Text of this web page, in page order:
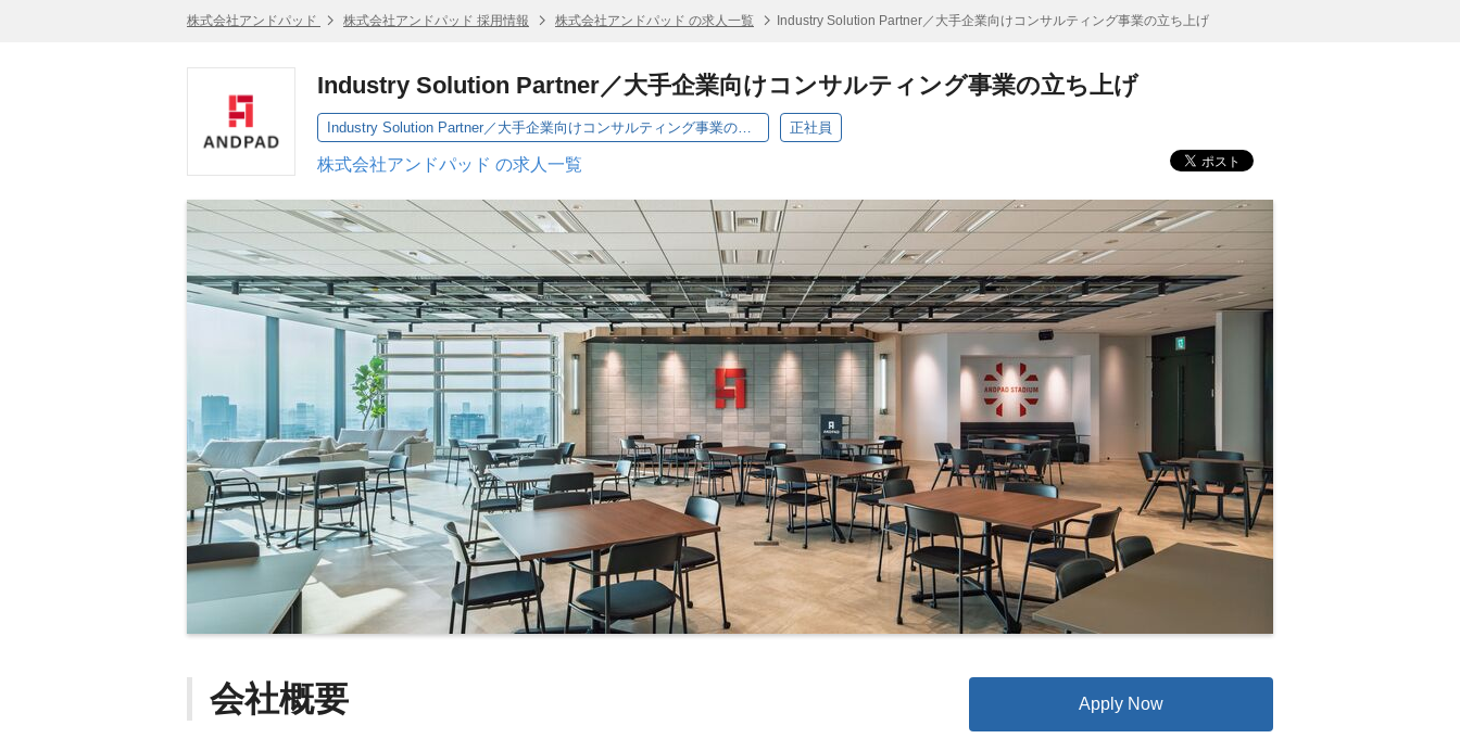
株式会社アンドパッド 株式会社アンドパッド 採用情報 株式会社アンドパッド の求人一覧 Industry Solution Partner／大手企業向けコンサルティング事業の立ち上げ
Industry Solution Partner／大手企業向けコンサルティング事業の立ち上げ
Industry Solution Partner／大手企業向けコンサルティング事業の立ち上げ 正社員
株式会社アンドパッド の求人一覧
会社概要 Apply Now